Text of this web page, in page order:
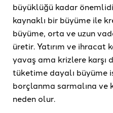
büyüklüğü kadar
kaynaklı bir büyüme ile
büyüme, orta ve uzun
üretir. Yatırım ve ihracat
yavaş ama krizlere karşı
tüketime dayalı büyüme
borçlanma sarmalına ve
neden olur.